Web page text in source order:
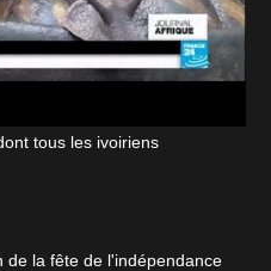
tous les ivoiriens
de la fête de l'indépendance